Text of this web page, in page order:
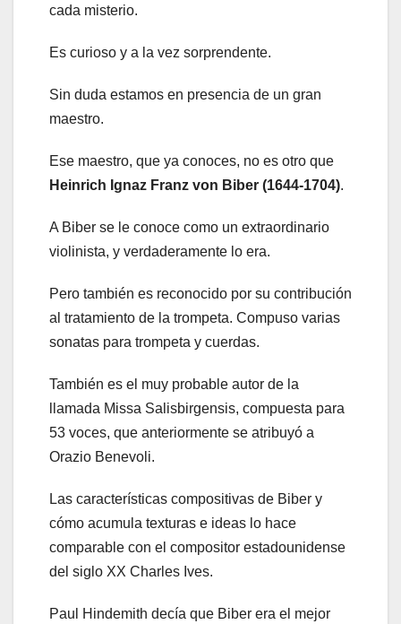
cada misterio.
Es curioso y a la vez sorprendente.
Sin duda estamos en presencia de un gran
maestro.
Ese maestro, que ya conoces, no es otro que
Heinrich Ignaz Franz von Biber (1644-1704).
A Biber se le conoce como un extraordinario
violinista, y verdaderamente lo era.
Pero también es reconocido por su contribución
al tratamiento de la trompeta. Compuso varias
sonatas para trompeta y cuerdas.
También es el muy probable autor de la
llamada Missa Salisbirgensis, compuesta para
53 voces, que anteriormente se atribuyó a
Orazio Benevoli.
Las características compositivas de Biber y
cómo acumula texturas e ideas lo hace
comparable con el compositor estadounidense
del siglo XX Charles Ives.
Paul Hindemith decía que Biber era el mejor